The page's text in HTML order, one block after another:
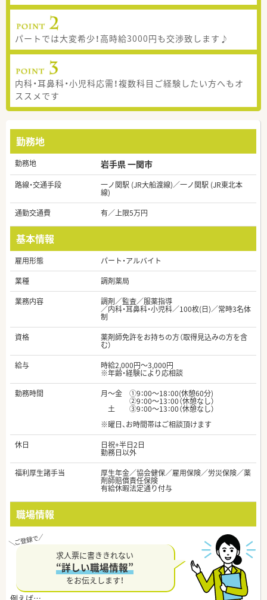
パートでは大変希少！高時給3000円も交渉致します♪
内科・耳鼻科・小児科応需！複数科目ご経験したい方へもオ
ススメです
勤務地
勤務地 岩手県 一関市
路線・交通手段 一ノ関駅 (JR大船渡線)／一ノ関駅 (JR東北本
線)
通勤交通費
有／上限5万円
基本情報
雇用形態
パート・アルバイト
業種
調剤薬局
業務内容
調剤／監査／服薬指導
／内科・耳鼻科・小児科／100枚(日)／常時3名体
制
資格
薬剤師免許をお持ちの方（取得見込みの方を含
む）
給与
時給2,000円～3,000円
※年齢・経験により応相談
勤務時間
月〜金 ①9：00～18：00(休憩60分)
②9：00～13：00（休憩なし）
土 ③9：00～13：00（休憩なし）
※曜日、お時間帯はご相談頂けます
休日
日祝+半日2日
勤務日以外
福利厚生諸手当
厚生年金／協会健保／雇用保険／労災保険／薬
剤師賠償責任保険
有給休暇法定通り付与
職場情報
求人票に書ききれない
“詳しい職場情報”
をお伝えします！